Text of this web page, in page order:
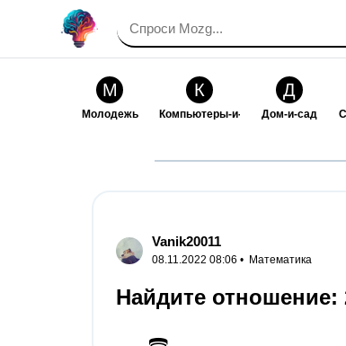
М
Молодежь
К
Компьютеры-и-электроника
Д
Дом-и-сад
Vanik20011
08.11.2022 08:06 • Математика
Найдите отношение: